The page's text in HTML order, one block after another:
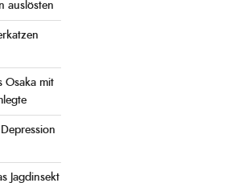
auslösten
Osaka mit
Jagdinsekt